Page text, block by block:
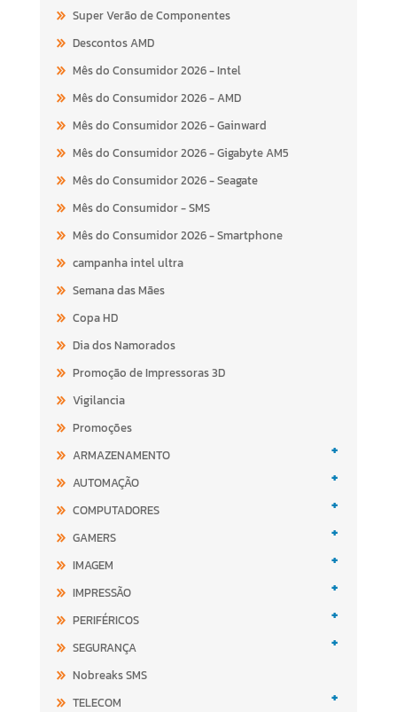
Super Verão de Componentes
Descontos AMD
Mês do Consumidor 2026 - Intel
Mês do Consumidor 2026 - AMD
Mês do Consumidor 2026 - Gainward
Mês do Consumidor 2026 - Gigabyte AM5
Mês do Consumidor 2026 - Seagate
Mês do Consumidor - SMS
Mês do Consumidor 2026 - Smartphone
campanha intel ultra
Semana das Mães
Copa HD
Dia dos Namorados
Promoção de Impressoras 3D
Vigilancia
Promoções
ARMAZENAMENTO
+
AUTOMAÇÃO +
COMPUTADORES +
GAMERS +
IMAGEM +
IMPRESSÃO +
PERIFÉRICOS +
SEGURANÇA +
Nobreaks SMS
TELECOM
+